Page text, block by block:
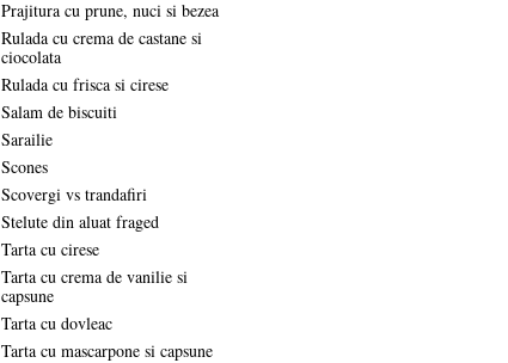
Prajitura cu prune, nuci si bezea
Rulada cu crema de castane si
ciocolata
Rulada cu frisca si cirese
Salam de biscuiti
Sarailie
Scones
Scovergi vs trandafiri
Stelute din aluat fraged
Tarta cu cirese
Tarta cu crema de vanilie si
capsune
Tarta cu dovleac
Tarta cu mascarpone si capsune